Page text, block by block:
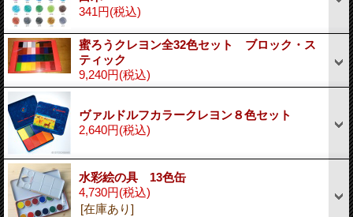
341円(税込)
蜜ろうクレヨン全32色セット ブロック・ス
ティック
9,240円(税込)
ヴァルドルフカラークレヨン８色セット
2,640円(税込)
水彩絵の具 13色缶
4,730円(税込)
[在庫あり]